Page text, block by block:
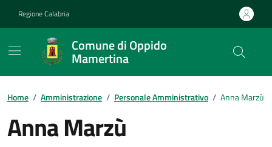
Regione Calabria
Comune di Oppido
Mamertina
Home / Amministrazione / Personale Amministrativo / Anna Marzù
Anna Marzù